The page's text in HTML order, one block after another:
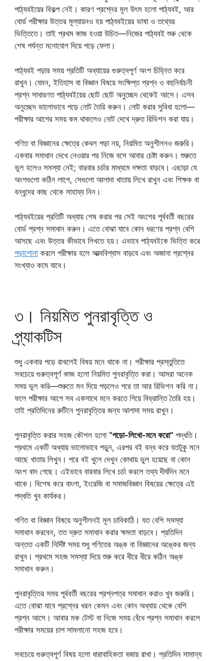
পাঠ্যবইয়ের বিকল্প নেই। কারণ প্রশ্নের মূল উৎস হলো পাঠ্যবই, আর
বোর্ড পরীক্ষার উত্তর মূল্যায়নও হয় পাঠ্যবইয়ের ভাষা ও তথ্যের
ভিত্তিতে। তাই প্রথম কাজ হওয়া উচিত—নিজের পাঠ্যবই শুরু থেকে
শেষ পর্যন্ত মনোযোগ দিয়ে পড়ে ফেলা।
পাঠ্যবই পড়ার সময় প্রতিটি অধ্যায়ের গুরুত্বপূর্ণ অংশ চিহ্নিত করে
রাখুন। যেমন, ইতিহাস বা বিজ্ঞান বিষয়ে সংক্ষিপ্ত প্রশ্ন ও বহুনির্বাচনী
প্রশ্ন সাধারণত পাঠ্যবইয়ের ছোট ছোট অনুচ্ছেদ থেকেই আসে। এসব
অনুচ্ছেদ ভালোভাবে পড়ে নোট তৈরি করুন। নোট করার সুবিধা হলো—
পরীক্ষার আগের সময় কম থাকলেও নোট দেখে দ্রুত রিভিশন করা যায়।
গণিত বা বিজ্ঞানের ক্ষেত্রে কেবল পড়া নয়, নিয়মিত অনুশীলনও জরুরি।
একবার সমাধান দেখে নেওয়ার পর নিজে বসে আবার চেষ্টা করুন। শুরুতে
ভুল হলেও সমস্যা নেই; বারবার চর্চার মাধ্যমে দক্ষতা বাড়বে। এছাড়া যে
অংশগুলো কঠিন লাগে, সেগুলো আলাদা খাতায় লিখে রাখুন এবং শিক্ষক বা
বন্ধুদের কাছ থেকে সাহায্য নিন।
পাঠ্যবইয়ের প্রতিটি অধ্যায় শেষ করার পর সেই অংশের পূর্ববর্তী বছরের
বোর্ড প্রশ্ন সমাধান করুন। এতে বোঝা যাবে কোন ধরণের প্রশ্ন বেশি
আসছে এবং উত্তর কীভাবে লিখতে হয়। এভাবে পাঠ্যবইকে ভিত্তি করে
পড়াশোনাকরলে পরীক্ষার হলে আত্মবিশ্বাস বাড়বে এবং অজানা প্রশ্নের
সংখ্যাও কমে যাবে।
৩। নিয়মিত পুনরাবৃত্তি ও
প্র্যাকটিস
শুধু একবার পড়ে রাখলেই বিষয় মনে থাকে না। পরীক্ষার প্রস্তুতিতে
সবচেয়ে গুরুত্বপূর্ণ কাজ হলো নিয়মিত পুনরাবৃত্তি করা। আমরা অনেক
সময় ভুল করি—শুরুতে মন দিয়ে পড়লেও পরে তা আর রিভিশন করি না।
ফলে পরীক্ষার আগে সব একসাথে মনে করতে গিয়ে বিভ্রান্তি তৈরি হয়।
তাই প্রতিদিনের রুটিনে পুনরাবৃত্তির জন্য আলাদা সময় রাখুন।
পুনরাবৃত্তি করার সহজ কৌশল হলো “পড়ো-লিখো-মনে করো” পদ্ধতি।
প্রথমে একটি অধ্যায় ভালোভাবে পড়ুন, এরপর বই বন্ধ করে যতটুকু মনে
আছে খাতায় লিখুন। পরে বই খুলে দেখুন কোথায় ভুল হয়েছে বা কোন
অংশ বাদ গেছে। এইভাবে বারবার লিখে চর্চা করলে তথ্য দীর্ঘদিন মনে
থাকে। বিশেষ করে বাংলা, ইংরেজি বা সমাজবিজ্ঞান বিষয়ের ক্ষেত্রে এই
পদ্ধতি খুব কার্যকর।
গণিত বা বিজ্ঞান বিষয়ে অনুশীলনই মূল চাবিকাঠি। যত বেশি সমস্যা
সমাধান করবেন, তত দ্রুত সমাধান করার ক্ষমতা বাড়বে। প্রতিদিন
অন্তত একটি নির্দিষ্ট সময় শুধু গণিতের অঙ্ক বা বিজ্ঞানের অঙ্কের জন্য
রাখুন। প্রথমে সহজ সমস্যা দিয়ে শুরু করে ধীরে ধীরে কঠিন অঙ্ক
সমাধান করুন।
পুনরাবৃত্তির সময় পূর্ববর্তী বছরের প্রশ্নপত্র সমাধান করাও খুব জরুরি।
এতে বোঝা যাবে প্রশ্নের ধরন কেমন এবং কোন অধ্যায় থেকে বেশি
প্রশ্ন আসে। আবার মক টেস্ট বা নিজে সময় বেঁধে প্রশ্ন সমাধান করলে
পরীক্ষার সময়ের চাপ সামলানো সহজ হবে।
সবচেয়ে গুরুত্বপূর্ণ বিষয় হলো ধারাবাহিকতা বজায় রাখা। প্রতিদিন সামান্য